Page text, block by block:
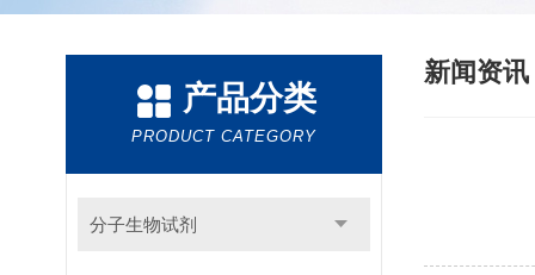
产品分类
PRODUCT CATEGORY
分子生物试剂
新闻资讯